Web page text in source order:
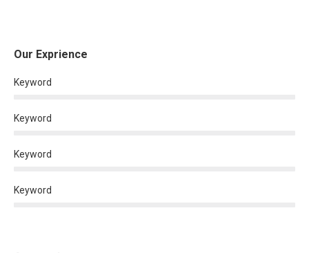
Our Exprience
Keyword
Keyword
Keyword
Keyword